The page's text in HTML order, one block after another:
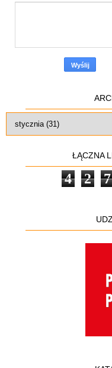
ŁĄCZNA
4 2 7